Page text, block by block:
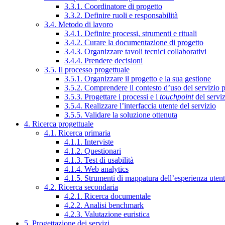
3.3.1. Coordinatore di progetto
3.3.2. Definire ruoli e responsabilità
3.4. Metodo di lavoro
3.4.1. Definire processi, strumenti e rituali
3.4.2. Curare la documentazione di progetto
3.4.3. Organizzare tavoli tecnici collaborativi
3.4.4. Prendere decisioni
3.5. Il processo progettuale
3.5.1. Organizzare il progetto e la sua gestione
3.5.2. Comprendere il contesto d’uso del servizio
3.5.3. Progettare i processi e i touchpointdel
3.5.4. Realizzare l’interfaccia utente del servizio
3.5.5. Validare la soluzione ottenuta
4. Ricerca progettuale
4.1. Ricerca primaria
4.1.1. Interviste
4.1.2. Questionari
4.1.3. Test di usabilità
4.1.4. Web analytics
4.1.5. Strumenti di mappatura dell’esperienza
4.2. Ricerca secondaria
4.2.1. Ricerca documentale
4.2.2. Analisi benchmark
4.2.3. Valutazione euristica
5. Progettazione dei servizi